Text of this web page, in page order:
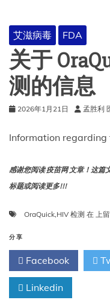
艾滋病毒 FDA
关于
测的信息
2026年1月21日 孟胜利
Information regarding
感谢您阅读 疫苗网 文章！这篇
标题或阅读更多!!!
OraQuick,HIV 检测 在 关
家
用
HIV
上
分享
Facebook
Linkedin